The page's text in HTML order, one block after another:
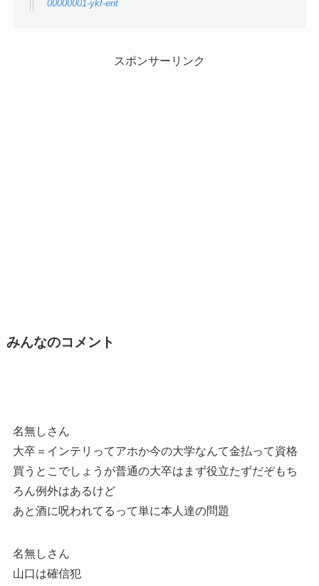
00000001-ykf-ent
スポンサーリンク
みんなのコメント
名無しさん
大卒＝インテリってアホか今の大学なんて金払って資格
買うとこでしょうが普通の大卒はまず役立たずだぞもち
ろん例外はあるけど
あと酒に呪われてるって単に本人達の問題
名無しさん
山口は確信犯